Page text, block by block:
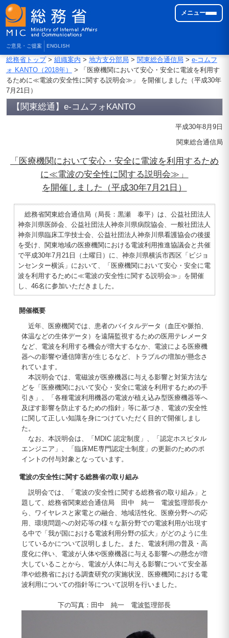
ご意見・ご提案 ENGLISH
メニュー
総務省トップ> 組織案内 > 地方支分部局 > 関東総合通信局 > e-コムフ
ォ KANTO（2018年）
> 「医療機関において安心・安全に電波を利用す
るために≪電波の安全性に関する説明会≫」 を開催しました（平成30年
7月21日）
【関東総通】e-コムフォKANTO
平成30年8月9日
関東総合通信局
「医療機関において安心・安全に電波を利用するため
に≪電波の安全性に関する説明会≫」
を開催しました（平成30年7月21日）
総務省関東総合通信局（局長：黒瀬 泰平）は、公益社団法人
神奈川県医師会、公益社団法人神奈川県病院協会、一般社団法人
神奈川県臨床工学技士会、公益社団法人神奈川県看護協会の後援
を受け、関東地域の医療機関における電波利用推進協議会と共催
で平成30年7月21日（土曜日）に、神奈川県横浜市西区「ビジョ
ンセンター横浜」において、「医療機関において安心・安全に電
波を利用するために≪電波の安全性に関する説明会≫」を開催
し、46名に参加いただきました。
開催概要
近年、医療機関では、患者のバイタルデータ（血圧や脈拍、
体温などの生体データ）を遠隔監視するための医用テレメータ
など、電波を利用する機会が増大するなか、電波による医療機
器への影響や通信障害が生じるなど、トラブルの増加が懸念さ
れています。
本説明会では、電磁波が医療機器に与える影響と対策方法な
どを「医療機関において安心・安全に電波を利用するための手
引き」、「各種電波利用機器の電波が植え込み型医療機器等へ
及ぼす影響を防止するための指針」等に基づき、電波の安全性
に関して正しい知識を身につけていただく目的で開催しまし
た。
なお、本説明会は、「MDIC 認定制度」、「認定ホスピタル
エンジニア」、「臨床ME専門認定士制度」の更新のためのポ
イントの付与対象となっています。
電波の安全性に関する総務省の取り組み
説明会では、「電波の安全性に関する総務省の取り組み」と
題して、総務省関東総合通信局 田中 純一 電波監理部長か
ら、ワイヤレスと家電との融合、地域活性化、医療分野への応
用、環境問題への対応等の様々な新分野での電波利用が出現す
る中で「我が国における電波利用分野の拡大」がどのように生
じているかについて説明しました。また、電波利用の普及・高
度化に伴い、電波が人体や医療機器に与える影響への懸念が増
大していることから、電波が人体に与える影響について安全基
準や総務省における調査研究の実施状況、医療機関における電
波利用についての指針等について説明を行いました。
下の写真：田中 純一 電波監理部長